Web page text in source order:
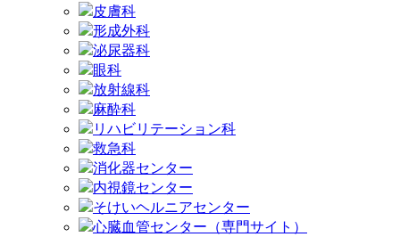
皮膚科
形成外科
泌尿器科
眼科
放射線科
麻酔科
リハビリテーション科
救急科
消化器センター
内視鏡センター
そけいヘルニアセンター
心臓血管センター（専門サイト）